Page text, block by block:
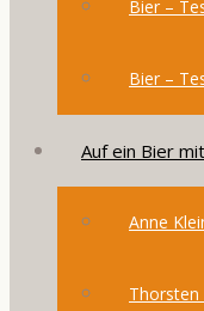
Bier –
Bier –
Auf ein Bier
Anne
Thorsten